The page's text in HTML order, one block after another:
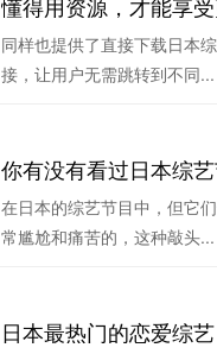
同样也提供了直接下载日本
接，让用户无需跳转到不同...
在日本的综艺节目中，但它
常尴尬和痛苦的，这种敲头...